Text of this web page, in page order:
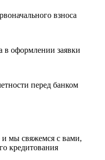
взноса
в оформлении заявки
перед банком
и мы свяжемся с вами,
кредитования